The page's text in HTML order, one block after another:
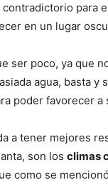
para
en un lugar
ser poco, ya que
agua, basta y
poder favorecer a
a tener mejores
son los climas
como se